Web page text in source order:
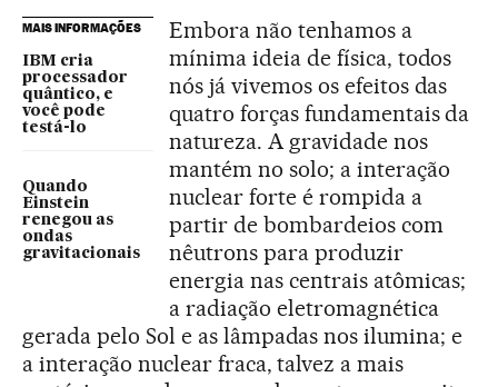
MAIS INFORMAÇÕES
IBM cria
processador
quântico, e
você pode
testá-lo
Quando
Einstein
renegou as
ondas
gravitacionais
Embora não tenhamos a
mínima ideia de física, todos
nós já vivemos os efeitos das
quatro forças fundamentais da
natureza. A gravidade nos
mantém no solo; a interação
nuclear forte é rompida a
partir de bombardeios com
nêutrons para produzir
energia nas centrais atômicas;
a radiação eletromagnética
gerada pelo Sol e as lâmpadas nos ilumina; e
a interação nuclear fraca, talvez a mais